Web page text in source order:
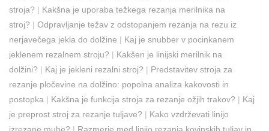
stroja? | Kakšna je uporaba težkega rezanja merilnika na
stroj? | Odpravljanje težav z odstopanjem rezanja na rezu iz
nerjavečega jekla do dolžine | Kaj je snubber v pocinkanem
jeklenem rezalnem stroju? | Kakšen je linijski merilnik na
dolžini? | Kaj je jekleni rezalni stroj? | Predstavitev stroja za
rezanje pločevine na dolžino: popolna analiza kakovosti in
postopka | Kakšna je funkcija stroja za rezanje ožjih trakov? | Kaj
je preprost stroj za rezanje tuljave? | Kako vzdrževati linijo
izrezane muhe? | Razmerje med linijo rezanja kovinskih tuljav in